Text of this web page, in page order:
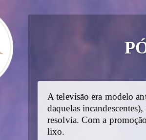
A televisão era modelo
daquelas
resolvia. Com a
lixo.